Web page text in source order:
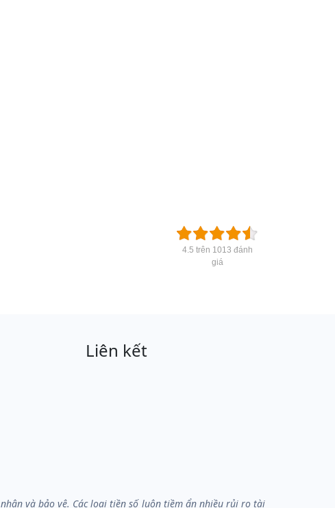
4.5 trên 1013 đánh
giá
Liên kết
và bảo vệ. Các loại tiền số luôn tiềm ẩn nhiều rủi ro tài